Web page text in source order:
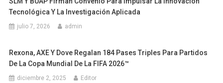
Tecnológica Y La Investigación Aplicada
julio 7, 2026 admin
Rexona, AXE Y Dove Regalan 184 Pases Triples Para Partidos
De La Copa Mundial De La FIFA 2026™
diciembre 2, 2025 Editor